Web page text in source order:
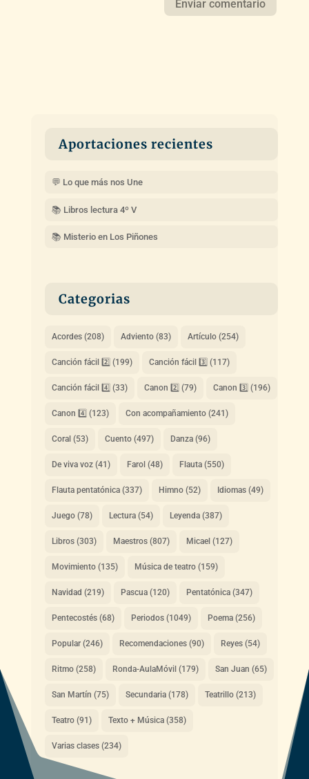
Aportaciones recientes
💬 Lo que más nos Une
📚 Libros lectura 4º V
📚 Misterio en Los Piñones
Categorias
Acordes(208) Adviento(83) Artículo(254)
Canción fácil 2️⃣ (199) Canción fácil 3️⃣ (117)
Canción fácil 4️⃣ (33) Canon 2️⃣ (79) Canon 3️⃣ (196)
Canon 4️⃣ (123) Con acompañamiento(241)
Coral (53) Cuento(497) Danza(96)
De viva voz(41) Farol (48) Flauta(550)
Flauta pentatónica(337) Himno(52) Idiomas(49)
Juego(78) Lectura(54) Leyenda(387)
Libros(303) Maestros(807) Micael (127)
Movimiento(135) Música de teatro(159)
Navidad (219) Pascua(120) Pentatónica(347)
Pentecostés(68) Periodos(1049) Poema(256)
Popular(246) Recomendaciones(90) Reyes(54)
Ritmo(258) Ronda-AulaMóvil (179) San Juan (65)
San Martín (75) Secundaria(178) Teatrillo(213)
Teatro(91) Texto + Música(358)
Varias clases(234)